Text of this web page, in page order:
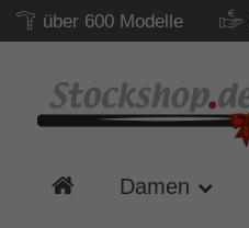
über 600 Modelle
Damen